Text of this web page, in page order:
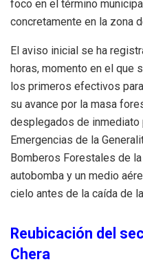
foco en el término
concretamente en la zona
El aviso inicial se ha
horas, momento en el que
los primeros efectivos
su avance por la masa
desplegados de
Emergencias de la
Bomberos Forestales de la
autobomba y un medio
cielo antes de la caída de
Reubicación del
Chera